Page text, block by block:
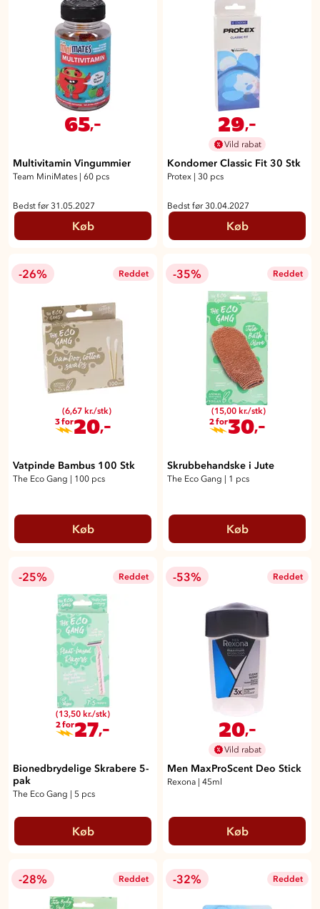
65 ,-
Multivitamin Vingummier
Team MiniMates | 60 pcs
Bedst før 31.05.2027
Køb
29 ,-
Vild rabat
Kondomer Classic Fit 30 Stk
Protex | 30 pcs
Bedst før 30.04.2027
Køb
-26% Reddet
(6,67 kr./stk)
3 for20,-
Vatpinde Bambus 100 Stk
The Eco Gang 100 pcs
Køb
-35% Reddet
(15,00 kr./stk)
2 for30,-
Skrubbehandske i Jute
The Eco Gang 1 pcs
Køb
-25% Reddet
(13,50 kr./stk)
2 for27 ,-
Bionedbrydelige Skrabere 5-
pak
The Eco Gang | 5 pcs
Køb
-53% Reddet
20,-
Vild rabat
Men MaxProScent Deo Stick
Rexona | 45ml
Køb
-28% Reddet -32% Reddet